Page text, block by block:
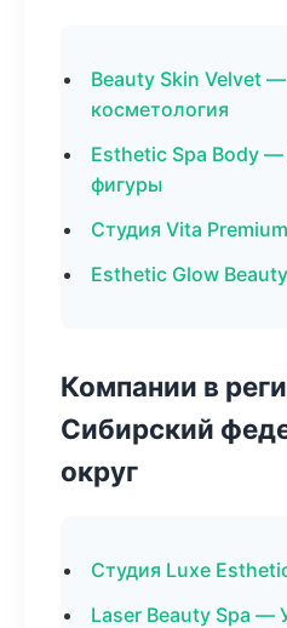
Beauty Skin Velvet
косметология
Esthetic Spa Body
фигуры
Студия Vita
Esthetic Glow
Компании в
Сибирский
округ
Студия Luxe
Laser Beauty Spa —